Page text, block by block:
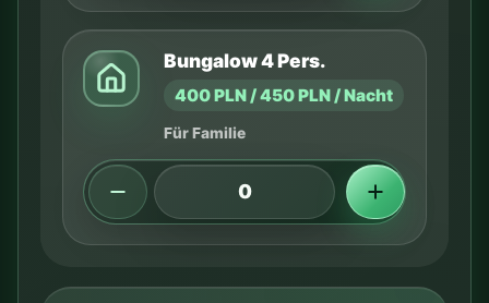
Bungalow 4 Pers.
400 PLN / 450 PLN / Nacht
Für Familie